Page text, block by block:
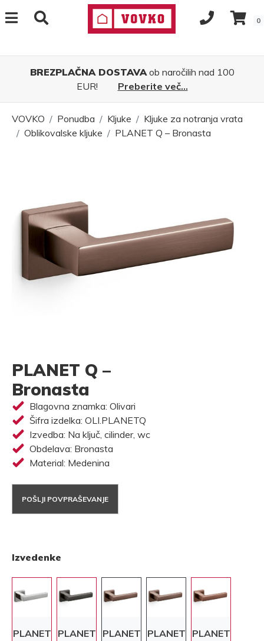
0
BREZPLAČNA DOSTAVAob naročilih nad 100
EUR!
Preberite več...
VOVKO Ponudba Kljuke
Kljuke za notranja vrata
Oblikovalske kljuke
PLANET Q – Bronasta
PLANET Q –
Bronasta
Blagovna znamka: Olivari
Šifra izdelka: OLI.PLANETQ
Izvedba: Na ključ, cilinder, wc
Obdelava: Bronasta
Material: Medenina
POŠLJI POVPRAŠEVANJE
Izvedenke
PLANET
PLANET
PLANET
PLANET
PLANET